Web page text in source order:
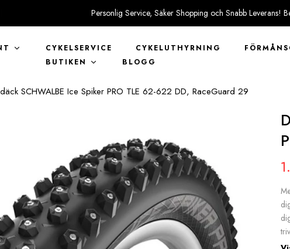
Personlig Service, Säker Shopping och Snabb Leverans!
CYKELSERVICE CYKELUTHYRNING
BUTIKEN
BLOGG
SCHWALBE Ice Spiker PRO TLE 62-622 DD, RaceGuard 29